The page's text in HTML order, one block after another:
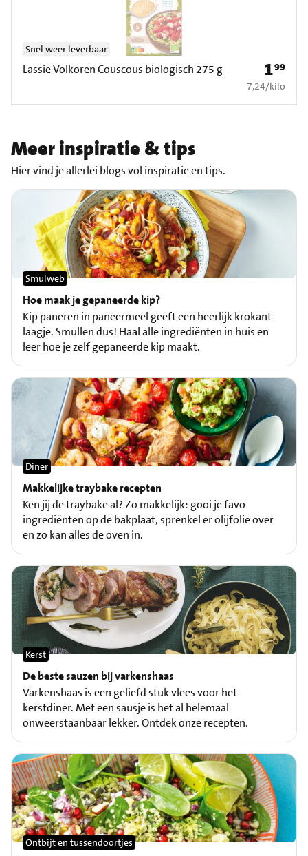
Lassie Volkoren Couscous biologisch 275 g
Snel weer leverbaar
Prijs: €
199
€ 7,24 per kilo
7,24/kilo
Meer inspiratie & tips
Hier vind je allerlei blogs vol inspiratie en tips.
Hoe maak je gepaneerde kip?
Smulweb
Kip paneren in paneermeel geeft een heerlijk krokant
laagje. Smullen dus! Haal alle ingrediënten in huis en
leer hoe je zelf gepaneerde kip maakt.
Makkelijke traybake recepten
Diner
Ken jij de traybake al? Zo makkelijk: gooi je favo
ingrediënten op de bakplaat, sprenkel er olijfolie over
en zo kan alles de oven in.
De beste sauzen bij varkenshaas
Kerst
Varkenshaas is een geliefd stuk vlees voor het
kerstdiner. Met een sausje is het al helemaal
onweerstaanbaar lekker. Ontdek onze recepten.
Ontbijt en tussendoortjes